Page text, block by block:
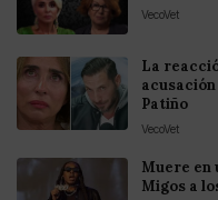
VecoVet
La
Patiño
VecoVet
Muere en
Migos a